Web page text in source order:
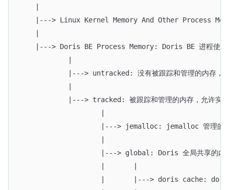
    |
|---> Linux Kernel Memory And Other Process
    |
|---> Doris BE Process Memory: Doris BE 进程使用
            |
|---> untracked: 没有被跟踪和管理的内存，
            |
|---> tracked: 被跟踪和管理的内存，允许实时
                    |
|---> jemalloc: jemalloc 管理的
                    |
|---> global: Doris 全局共享的内
                    |       |
|       |---> doris cache: doris